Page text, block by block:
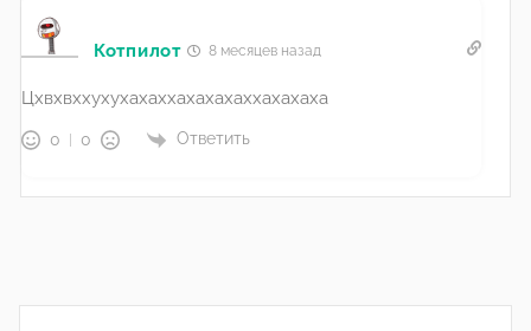
Котпилот 8 месяцев назад
Цхвхвххухухахаххахахахаххахахаха
0 0 Ответить